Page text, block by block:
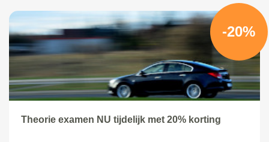
-20%
Theorie examen NU tijdelijk met 20% korting